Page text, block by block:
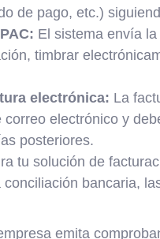
de pago, etc.)
El sistema envía
timbrar
electrónica: La
electrónico y
posteriores.
tu solución de
bancaria,
emita